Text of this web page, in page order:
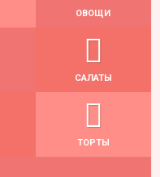
ОВОЩИ
САЛАТЫ
ТОРТЫ